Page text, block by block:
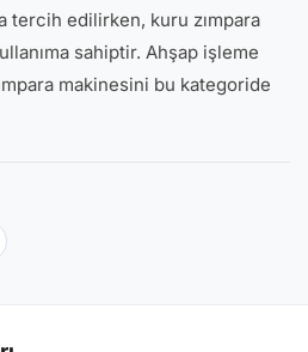
tercih edilirken, kuru zımpara
sahiptir. Ahşap işleme
makinesini bu kategoride